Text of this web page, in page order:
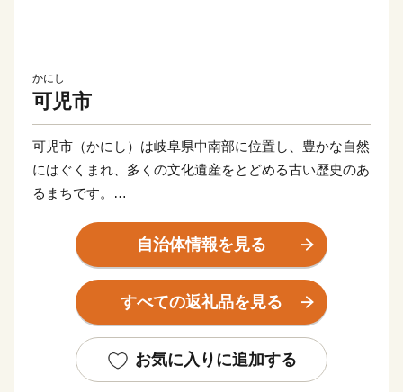
かにし
可児市
可児市（かにし）は岐阜県中南部に位置し、豊かな自然
にはぐくまれ、多くの文化遺産をとどめる古い歴史のあ
るまちです。
市内だけでなく県外からも多くの登山者が訪れる鳩吹
山、その麓にある可児川下流域の自然公園には春になる
と小さな紫の妖精「かたくり」の花が咲き誇り、紫の絨
毯を敷き詰めたかのような光景に多くの方が毎年訪れて
国指定史跡長塚古墳、銅たく発掘の地など多くの遺跡が
分布し、戦国時代には明智光秀出生地の明智（長山）城
自治体情報を見る
すべての返礼品を見る
お気に入りに追加する